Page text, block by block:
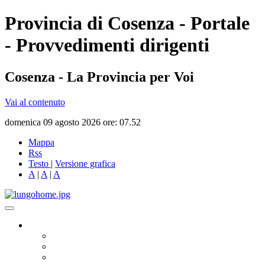
Provincia di Cosenza - Portale
- Provvedimenti dirigenti
Cosenza - La Provincia per Voi
Vai al contenuto
domenica 09 agosto 2026 ore: 07.52
Mappa
Rss
Testo | Versione grafica
A | A | A